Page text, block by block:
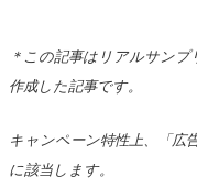
＊この記事はリアルサン
作成した記事です。
キャンペーン特性上、「広
に該当します。